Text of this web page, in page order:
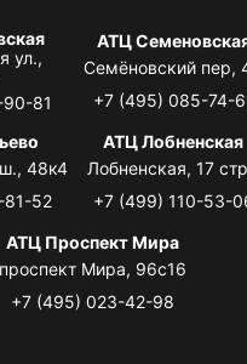
ул.,
81
АТЦ
Семёновский пер,
+7 (495) 085-74-
48к4
81-52
АТЦ Лобненская
Лобненская, 17
+7 (499) 110-53-
АТЦ Проспект Мира
проспект Мира, 96с16
+7 (495) 023-42-98